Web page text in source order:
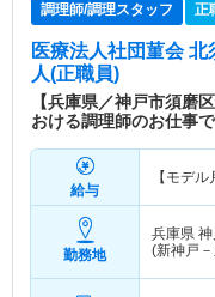
調理師/調理スタッフ 正
医療法人社団菫会 北
人(正職員)
【兵庫県／神戸市須
おける調理師のお仕事
給与
【モデル
勤務地
兵庫県
(新神戸